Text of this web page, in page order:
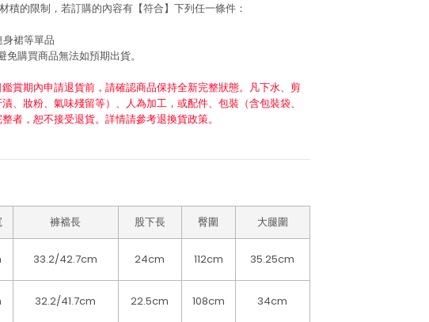
積的限制，若訂購的內容有【符合】下列任一條件：
裙等單品
購買商品無法如預期出貨。
賞期內申請退貨前，請確認商品保持全新完整狀態。凡下水、剪
、妝粉、氣味殘留等）、人為加工，或配件、包裝（含包裝袋、
者，恕不接受退貨。詳情請參考退換貨政策。
褲襠長 股下長 臀圍 大腿圍
33.2/42.7cm 24cm 112cm 35.25cm
32.2/41.7cm 22.5cm 108cm 34cm